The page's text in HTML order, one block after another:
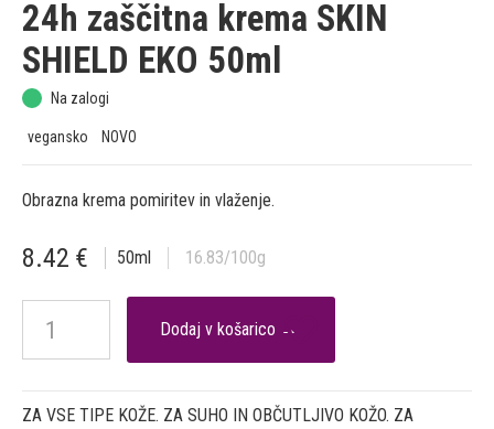
24h zaščitna krema SKIN
SHIELD EKO 50ml
Na zalogi
vegansko NOVO
Obrazna krema pomiritev in vlaženje.
8.42 € 50ml 16.83/100g

ZA VSE TIPE KOŽE. ZA SUHO IN OBČUTLJIVO KOŽO. ZA